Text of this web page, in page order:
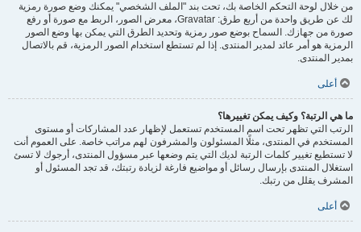
من خلال لوحة التحكم الخاصة بك، تحت بند "الملف الشخصي" يمكنك وضع صورة رمزية
لك عن طريق واحدة من أربع طرق: Gravatar، معرض الصور، الربط مع صورة أو رفع
صورة من جهازك. السماح بوضع صور رمزية وتحديد الطرق التي يمكن بها وضع الصور
الرمزية هو أمر عائد لمدير المنتدى. إذا لم تستطع استخدام الصور الرمزية، قم بالاتصال
بمدير المنتدى.
أعلى
ما هي الرتبة؟ وكيف يمكن تغييرها؟
الرتب التي تظهر تحت اسم المستخدم تستعمل لإظهار عدد المشاركات أو مستوى
المستخدم في المنتدى، مثلًا المسئولون والمشرفون لهم مراتب خاصة. على العموم أنت
لا تستطيع تغيير كلمات الرتبة لديك التي يتم وضعها عبر مسؤول المنتدى، أرجوك لا تسئ
استغلال المنتدى بإرسال رسائل أو مواضيع فارغة لزيادة رتبتك، قد تجد المسئول أو
المشرف يقلل من رتبك.
أعلى